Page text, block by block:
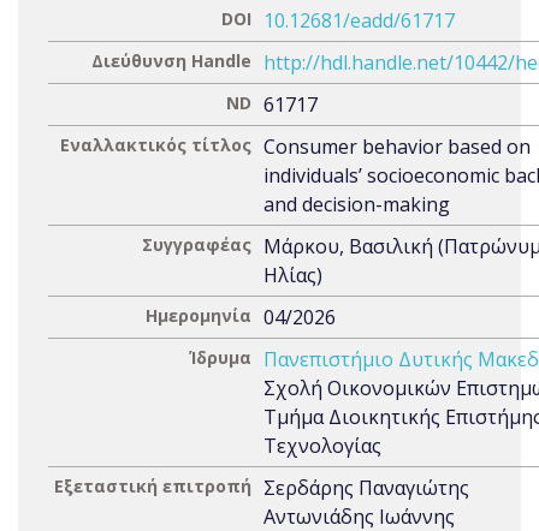
DOI 10.12681/eadd/61717
Διεύθυνση Handle http://hdl.handle.net/10442/
ND 61717
Εναλλακτικός τίτλος Consumer behavior based on
individuals’ socioeconomic
and decision-making
Συγγραφέας Μάρκου, Βασιλική
Ηλίας)
Ημερομηνία 04/2026
Ίδρυμα
Πανεπιστήμιο Δυτικής
Σχολή Οικονομικών
Τμήμα Διοικητικής
Τεχνολογίας
Εξεταστική επιτροπή
Σερδάρης Παναγιώτης
Αντωνιάδης Ιωάννης